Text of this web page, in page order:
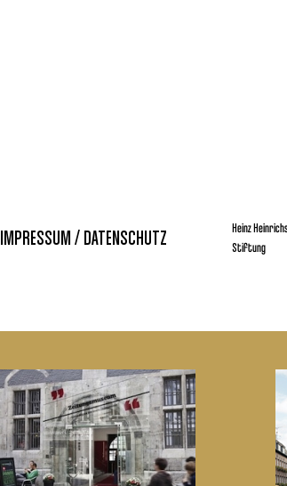
IMPRESSUM / DATENSCHUTZ
Heinz
Stiftung